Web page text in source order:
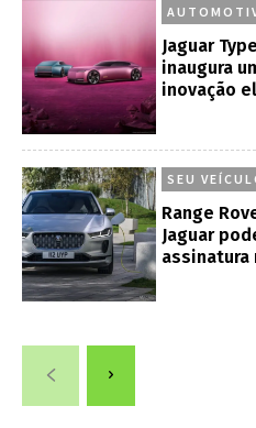
Jaguar
inaugura
inovação
SEU
Range
Jaguar
assinatura